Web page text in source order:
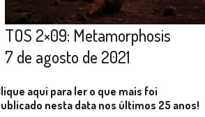
TOS 2×09: Metamorphosis
7 de agosto de 2021
aqui para ler o que mais foi
nesta data nos últimos 25 anos!